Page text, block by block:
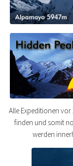
Alle Expeditionen vor
finden und somit
werden